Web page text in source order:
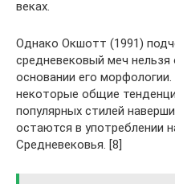
веках.
Однако Окшотт (1991)
средневековый меч
основании его
некоторые общие
популярных стилей
остаются в употреблении
Средневековья. [8]